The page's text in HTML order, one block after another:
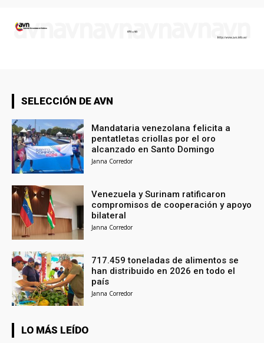
SELECCIÓN DE AVN
Mandataria venezolana felicita a
pentatletas criollas por el oro
alcanzado en Santo Domingo
Janna Corredor
Venezuela y Surinam ratificaron
compromisos de cooperación y apoyo
bilateral
Janna Corredor
717.459 toneladas de alimentos se
han distribuido en 2026 en todo el
país
Janna Corredor
LO MÁS LEÍDO